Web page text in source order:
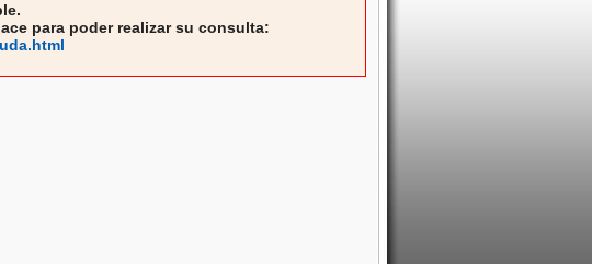
para poder realizar su consulta: